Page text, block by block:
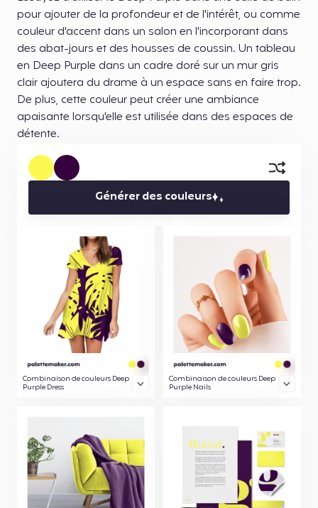
pour ajouter de la profondeur et de l'intérêt, ou comme
couleur d'accent dans un salon en l'incorporant dans
des abat-jours et des housses de coussin. Un tableau
en Deep Purple dans un cadre doré sur un mur gris
clair ajoutera du drame à un espace sans en faire trop.
De plus, cette couleur peut créer une ambiance
apaisante lorsqu'elle est utilisée dans des espaces de
détente.
Générer des couleurs
Combinaison de couleurs Deep
Purple Dress
Combinaison de couleurs Deep
Purple Nails